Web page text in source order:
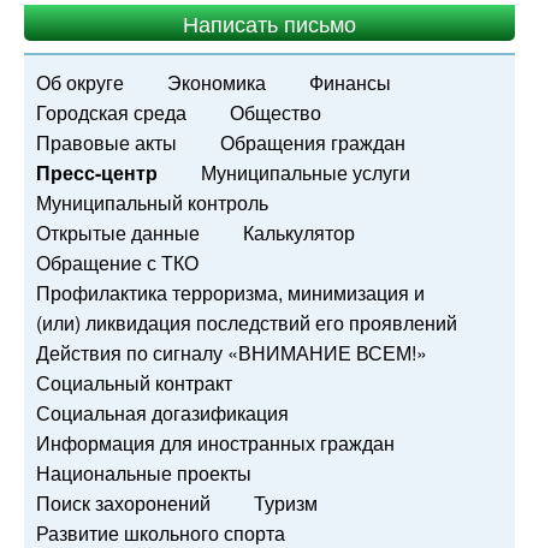
Написать письмо
Об округе Экономика
Финансы
Городская среда
Общество
Правовые акты
Обращения граждан
Пресс-центр
Муниципальные услуги
Муниципальный контроль
Открытые данные
Калькулятор
Обращение с ТКО
Профилактика терроризма, минимизация и
(или) ликвидация последствий его проявлений
Действия по сигналу «ВНИМАНИЕ ВСЕМ!»
Социальный контракт
Социальная догазификация
Информация для иностранных граждан
Национальные проекты
Поиск захоронений
Туризм
Развитие школьного спорта